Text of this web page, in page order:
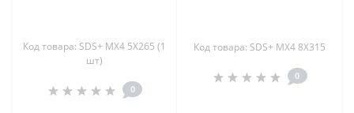
Код товара: SDS+ MX4 5X265 (1
шт)
0
Код товара: SDS+ MX4 8X315
0